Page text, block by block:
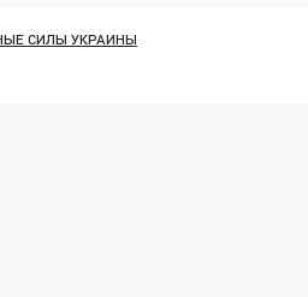
СИЛЫ УКРАИНЫ